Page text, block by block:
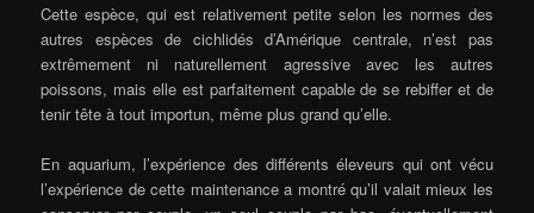
Cette espèce, qui est relativement petite selon les normes des
autres espèces de cichlidés d’Amérique centrale, n’est pas
extrêmement ni naturellement agressive avec les autres
poissons, mais elle est parfaitement capable de se rebiffer et de
tenir tête à tout importun, même plus grand qu’elle.
En aquarium, l’expérience des différents éleveurs qui ont vécu
l’expérience de cette maintenance a montré qu’il valait mieux les